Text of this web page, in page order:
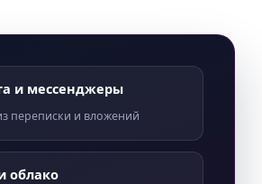
и мессенджеры
переписки и вложений
облако